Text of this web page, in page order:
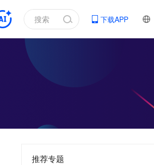
下载APP
推荐专题